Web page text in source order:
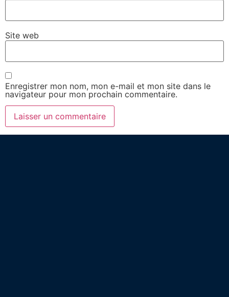
Site web
Enregistrer mon nom, mon e-mail et mon site dans le
navigateur pour mon prochain commentaire.